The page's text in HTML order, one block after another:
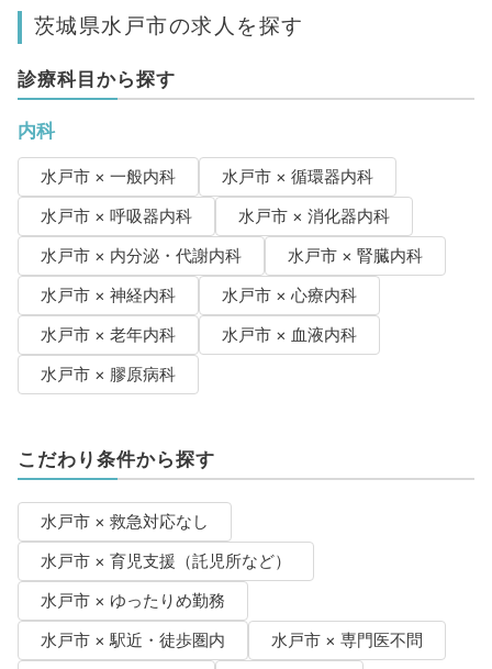
茨城県水戸市の求人を探す
診療科目から探す
内科
水戸市 × 一般内科
水戸市 × 循環器内科
水戸市 × 呼吸器内科
水戸市 × 消化器内科
水戸市 × 内分泌・代謝内科
水戸市 × 腎臓内科
水戸市 × 神経内科
水戸市 × 心療内科
水戸市 × 老年内科
水戸市 × 血液内科
水戸市 × 膠原病科
こだわり条件から探す
水戸市 × 救急対応なし
水戸市 × 育児支援（託児所など）
水戸市 × ゆったりめ勤務
水戸市 × 駅近・徒歩圏内
水戸市 × 専門医不問